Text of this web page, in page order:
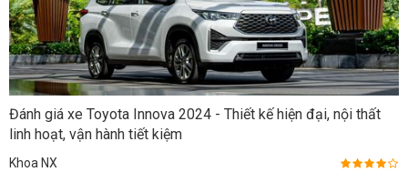
Đánh giá xe Toyota Innova 2024 - Thiết kế hiện đại, nội thất
linh hoạt, vận hành tiết kiệm
Khoa NX